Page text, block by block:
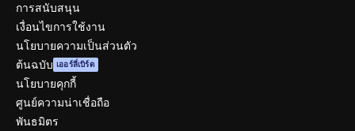
การสนับสนุน
เงื่อนไขการใช้งาน
นโยบายความเป็นส่วนตัว
ต้นฉบับ เออร์ลี่เบิร์ด
นโยบายคุกกี้
ศูนย์ความน่าเชื่อถือ
พันธมิตร